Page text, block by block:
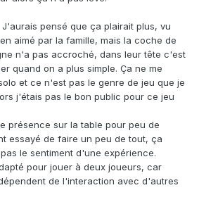
pensé que ça plairait plus, vu
aimé par la famille, mais la coche de
n'a pas accroché, dans leur tête c'est
quand on a plus simple. Ça ne me
et ce n'est pas le genre de jeu que je
j'étais pas le bon public pour ce jeu
présence sur la table pour peu de
essayé de faire un peu de tout, ça
le sentiment d'une expérience.
pour jouer à deux joueurs, car
de l'interaction avec d'autres